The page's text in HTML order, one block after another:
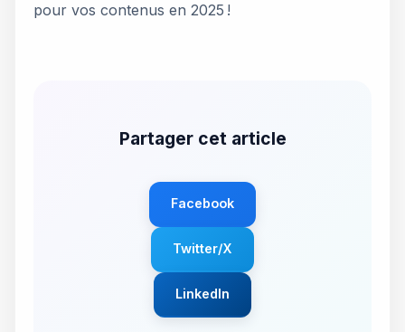
pour vos contenus en 2025 !
Partager cet article
Facebook
Twitter/X
LinkedIn